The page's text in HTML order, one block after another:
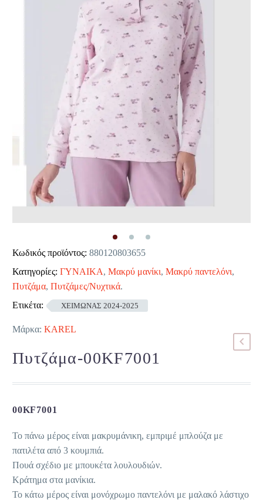
Κωδικός προϊόντος: 880120803655
Κατηγορίες: ΓΥΝΑΙΚΑ, Μακρύ μανίκι, Μακρύ παντελόνι,
Πυτζάμα, Πυτζάμες/Νυχτικά.
Ετικέτα:
ΧΕΙΜΩΝΑΣ 2024-2025
Μάρκα: KAREL
Πυτζάμα-00KF7001
00KF7001
Το πάνω μέρος είναι μακρυμάνικη, εμπριμέ μπλούζα με
πατιλέτα από 3 κουμπιά.
Πουά σχέδιο με μπουκέτα λουλουδιών.
Κράτημα στα μανίκια.
Το κάτω μέρος είναι μονόχρωμο παντελόνι με μαλακό λάστιχο